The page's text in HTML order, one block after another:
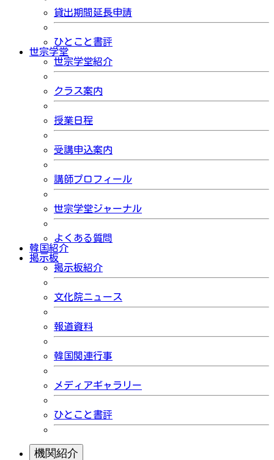
貸出期間延長申請
ひとこと書評
世宗学堂
世宗学堂紹介
クラス案内
授業日程
受講申込案内
講師プロフィール
世宗学堂ジャーナル
よくある質問
韓国紹介
掲示板
掲示板紹介
文化院ニュース
報道資料
韓国関連行事
メディアギャラリー
ひとこと書評
機関紹介